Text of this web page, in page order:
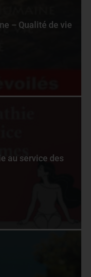
– Qualité de vie
au service des